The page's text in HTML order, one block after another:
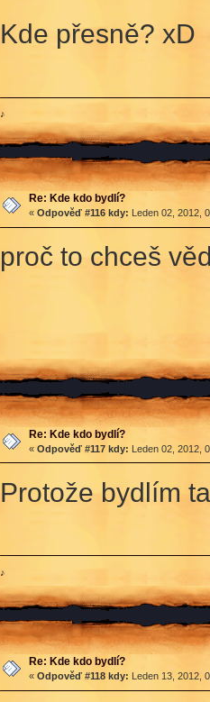
Kde přesně? xD
♪
Re: Kde kdo bydlí?
« Odpověď #116 kdy: Leden 02, 2012,
proč to chceš
Re: Kde kdo bydlí?
« Odpověď #117 kdy: Leden 02, 2012,
Protože bydlím
♪
Re: Kde kdo bydlí?
« Odpověď #118 kdy: Leden 13, 2012,